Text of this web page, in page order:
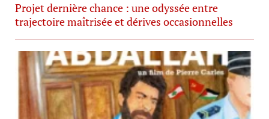
Projet dernière chance : une odyssée entre
trajectoire maîtrisée et dérives occasionnelles